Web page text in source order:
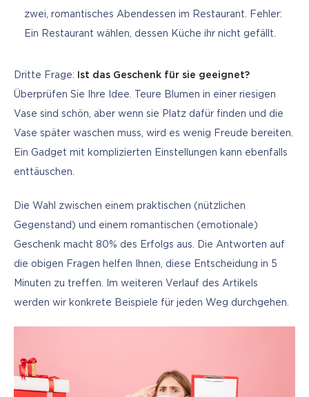
zwei, romantisches Abendessen im Restaurant. Fehler:
Ein Restaurant wählen, dessen Küche ihr nicht gefällt.
Dritte Frage:
Überprüfen Sie Ihre Idee. Teure Blumen in einer riesigen
Vase sind schön, aber wenn sie Platz dafür finden und die
Vase später waschen muss, wird es wenig Freude bereiten.
Ein Gadget mit komplizierten Einstellungen kann ebenfalls
enttäuschen.
Die Wahl zwischen einem praktischen (nützlichen
Gegenstand) und einem romantischen (emotionale)
Geschenk macht 80% des Erfolgs aus. Die Antworten auf
die obigen Fragen helfen Ihnen, diese Entscheidung in 5
Minuten zu treffen. Im weiteren Verlauf des Artikels
werden wir konkrete Beispiele für jeden Weg durchgehen.